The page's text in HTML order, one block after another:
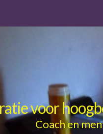
voor
Coach en